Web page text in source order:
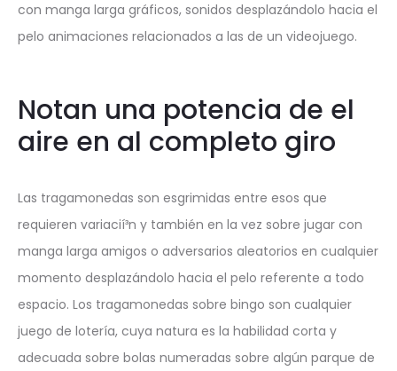
con manga larga gráficos, sonidos desplazándolo hacia el
pelo animaciones relacionados a las de un videojuego.
Notan una potencia de el
aire en al completo giro
Las tragamonedas son esgrimidas entre esos que
requieren variacií³n y también en la vez sobre jugar con
manga larga amigos o adversarios aleatorios en cualquier
momento desplazándolo hacia el pelo referente a todo
espacio. Los tragamonedas sobre bingo son cualquier
juego de lotería, cuya natura es la habilidad corta y
adecuada sobre bolas numeradas sobre algún parque de